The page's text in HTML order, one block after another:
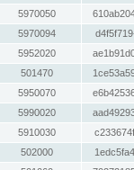
5970050
5970094
5952020
501470
5950070
5990020
5910030
502000